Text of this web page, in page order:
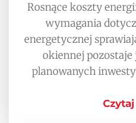
Rosnące koszty
wymagania
energetycznej
okiennej pozostaje
planowanych